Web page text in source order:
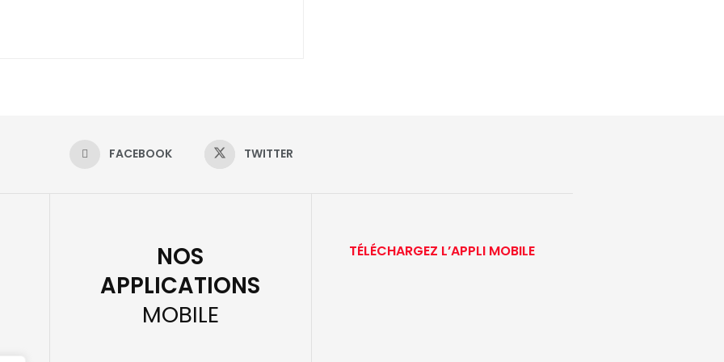
FACEBOOK TWITTER
NOS
APPLICATIONS
MOBILE
TÉLÉCHARGEZ L’APPLI MOBILE